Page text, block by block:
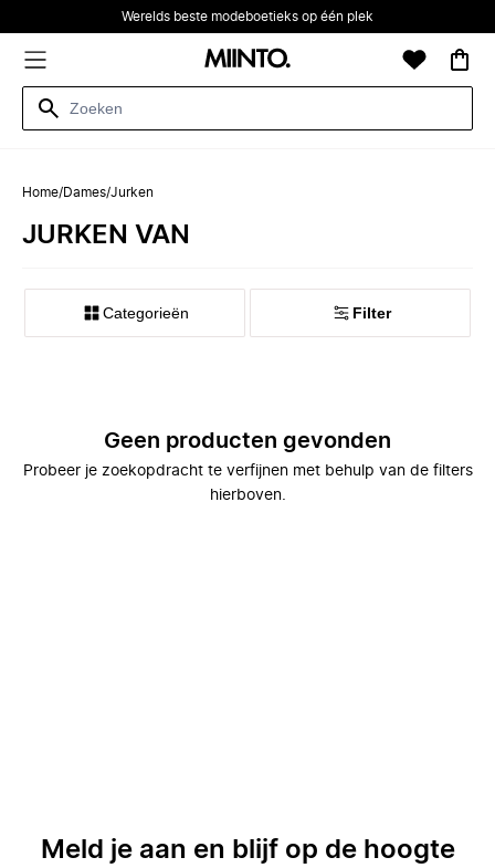
Werelds beste modeboetieks op één plek
Home/Dames/Jurken
JURKEN VAN
Categorieën Filter
Geen producten gevonden
Probeer je zoekopdracht te verfijnen met behulp van de filters
hierboven.
Meld je aan en blijf op de hoogte